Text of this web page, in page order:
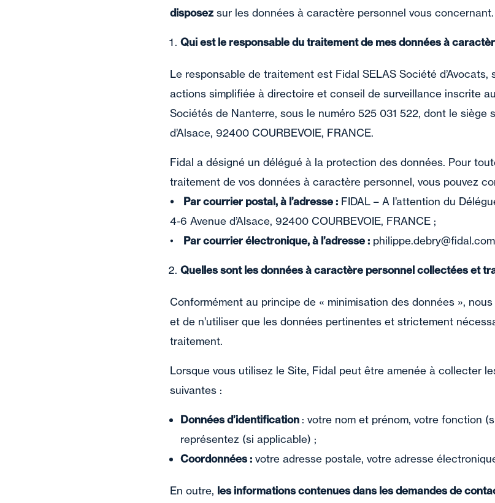
disposez sur les données à caractère personnel vous concernant.
Qui est le responsable du traitement de mes données à
Le responsable de traitement est Fidal SELAS Société
actions simplifiée à directoire et conseil de surveillance inscrite
Sociétés de Nanterre, sous le numéro 525 031 522, dont le siège
d’Alsace, 92400 COURBEVOIE, FRANCE.
Fidal a désigné un délégué à la protection des données. Pour
traitement de vos données à caractère personnel, vous pouvez
• Par courrier postal, à l’adresse : FIDAL – A l’attention du
4-6 Avenue d’Alsace, 92400 COURBEVOIE, FRANCE ;
•
Par courrier électronique, à l’adresse :
Quelles sont les données à caractère personnel collectées et
Conformément au principe de « minimisation des données »,
et de n’utiliser que les données pertinentes et strictement
traitement.
Lorsque vous utilisez le Site, Fidal peut être amenée à collecter
suivantes :
Données d’identification : votre nom et prénom, votre fonction
représentez (si applicable) ;
Coordonnées : votre adresse postale, votre adresse
En outre, les informations contenues dans les demandes de